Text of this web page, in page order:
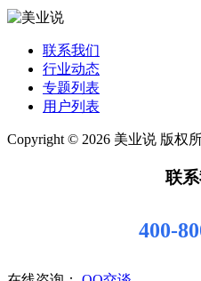
联系我们
行业动态
专题列表
用户列表
Copyright © 2026 美业说 版权
联
400-